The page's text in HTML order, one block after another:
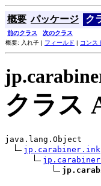
概要 パッケージ ク
前のクラス
次のクラス
概要: 入れ子 | フィールド | コンス
クラス
java.lang.Object